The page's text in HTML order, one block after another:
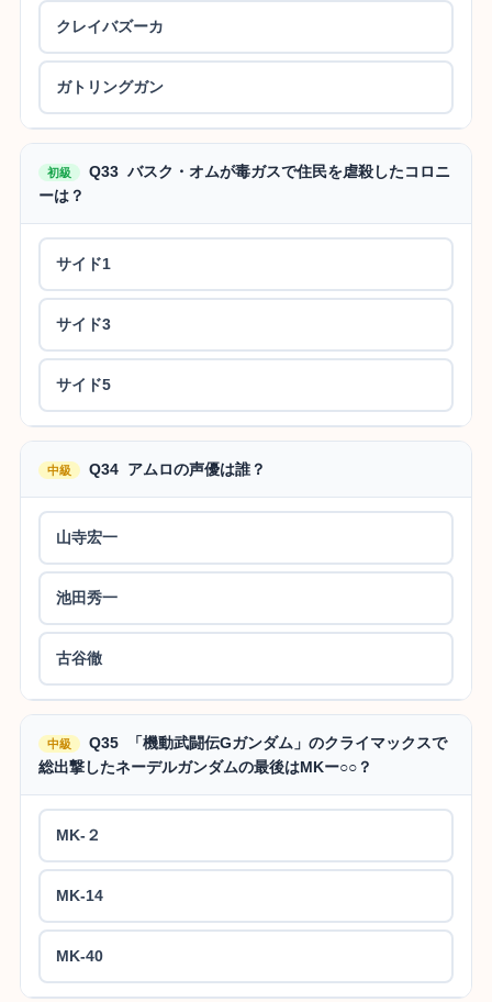
クレイバズーカ
ガトリングガン
初級
Q33 バスク・オムが毒ガスで住民を虐殺したコロニ
ーは？
サイド1
サイド3
サイド5
中級 Q34 アムロの声優は誰？
山寺宏一
池田秀一
古谷徹
中級
Q35 「機動武闘伝Gガンダム」のクライマックスで
総出撃したネーデルガンダムの最後はMKー○○？
MK-２
MK-14
MK-40